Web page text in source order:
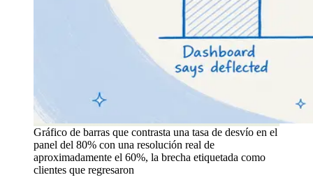
Gráfico de barras que contrasta una tasa de desvío en el
panel del 80% con una resolución real de
aproximadamente el 60%, la brecha etiquetada como
clientes que regresaron